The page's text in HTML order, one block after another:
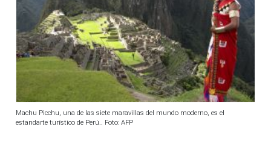
Machu Picchu, una de las siete maravillas del mundo moderno, es el
estandarte turístico de Perú.. Foto: AFP